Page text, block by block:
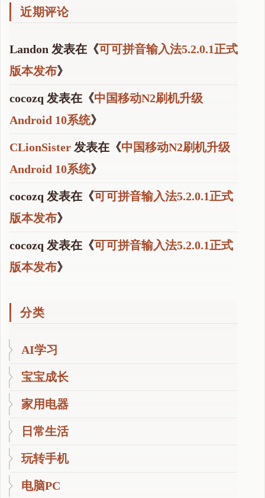
近期评论
Landon 发表在《可可拼音输入法5.2.0.1正式
版本发布》
cocozq 发表在《中国移动N2刷机升级
Android 10系统》
CLionSister 发表在《中国移动N2刷机升级
Android 10系统》
cocozq 发表在《可可拼音输入法5.2.0.1正式
版本发布》
cocozq 发表在《可可拼音输入法5.2.0.1正式
版本发布》
分类
AI学习
宝宝成长
家用电器
日常生活
玩转手机
电脑PC